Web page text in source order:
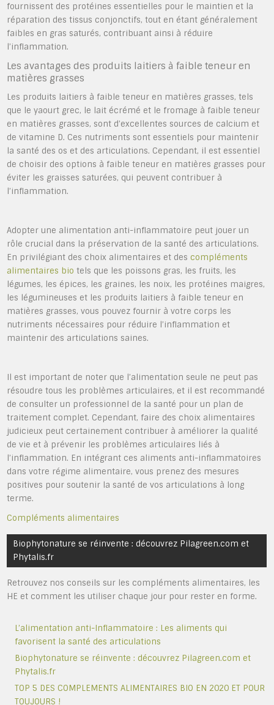
fournissent des protéines essentielles pour le maintien et la
réparation des tissus conjonctifs, tout en étant généralement
faibles en gras saturés, contribuant ainsi à réduire
l’inflammation.
Les avantages des produits laitiers à faible teneur en
matières grasses
Les produits laitiers à faible teneur en matières grasses, tels
que le yaourt grec, le lait écrémé et le fromage à faible teneur
en matières grasses, sont d’excellentes sources de calcium et
de vitamine D. Ces nutriments sont essentiels pour maintenir
la santé des os et des articulations. Cependant, il est essentiel
de choisir des options à faible teneur en matières grasses pour
éviter les graisses saturées, qui peuvent contribuer à
l’inflammation.
Adopter une alimentation anti-inflammatoire peut jouer un
rôle crucial dans la préservation de la santé des articulations.
En privilégiant des choix alimentaires et descompléments
alimentaires bio tels que les poissons gras, les fruits, les
légumes, les épices, les graines, les noix, les protéines maigres,
les légumineuses et les produits laitiers à faible teneur en
matières grasses, vous pouvez fournir à votre corps les
nutriments nécessaires pour réduire l’inflammation et
maintenir des articulations saines.
Il est important de noter que l’alimentation seule ne peut pas
résoudre tous les problèmes articulaires, et il est recommandé
de consulter un professionnel de la santé pour un plan de
traitement complet. Cependant, faire des choix alimentaires
judicieux peut certainement contribuer à améliorer la qualité
de vie et à prévenir les problèmes articulaires liés à
l’inflammation. En intégrant ces aliments anti-inflammatoires
dans votre régime alimentaire, vous prenez des mesures
positives pour soutenir la santé de vos articulations à long
terme.
Compléments alimentaires
Navigation
de
l’article
Biophytonature se réinvente : découvrez Pilagreen.com et
Phytalis.fr
Retrouvez nos conseils sur les compléments alimentaires, les
HE et comment les utiliser chaque jour pour rester en forme.
L’alimentation anti-Inflammatoire : Les aliments qui
favorisent la santé des articulations
Biophytonature se réinvente : découvrez Pilagreen.com et
Phytalis.fr
TOP 5 DES COMPLEMENTS ALIMENTAIRES BIO EN 2020 ET POUR
TOUJOURS !